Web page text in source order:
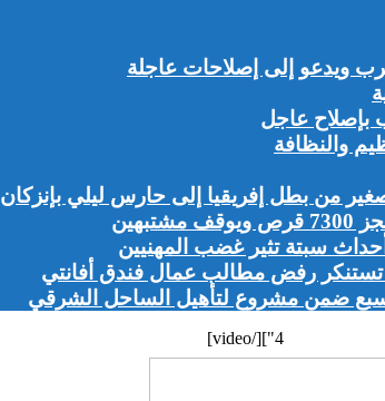
ويدعو إلى إصلاحات عاجلة
بإصلاح عاجل
والنظافة
من بطل إفريقيا إلى حارس ليلي بإنزكان
سبتة تثير غضب المهنيين
رفض مطالب عمال فندق أفانتي
السبع ضمن مشروع لتأهيل الساحل الشرقي
4"][/video]